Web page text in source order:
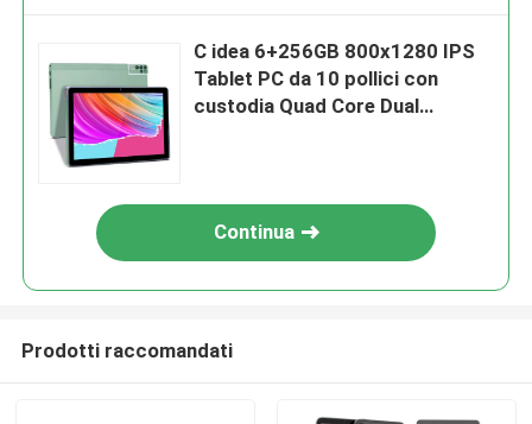
C idea 6+256GB 800x1280 IPS
Tablet PC da 10 pollici con
custodia Quad Core Dual
Continua
Prodotti raccomandati